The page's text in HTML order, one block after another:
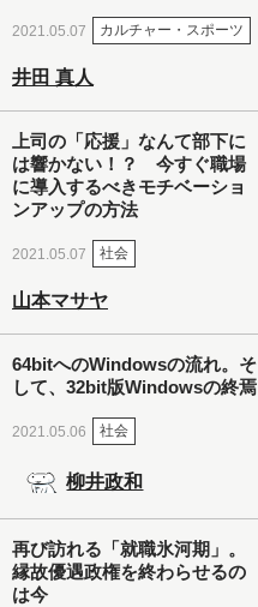
2021.05.07 カルチャー・スポーツ
井田 真人
上司の「応援」なんて部下に
は響かない！？ 今すぐ職場
に導入するべきモチベーショ
ンアップの方法
2021.05.07 社会
山本マサヤ
64bitへのWindowsの流れ。そ
して、32bit版Windowsの終焉
2021.05.06 社会
柳井政和
再び訪れる「就職氷河期」。
縁故優遇政権を終わらせるの
は今